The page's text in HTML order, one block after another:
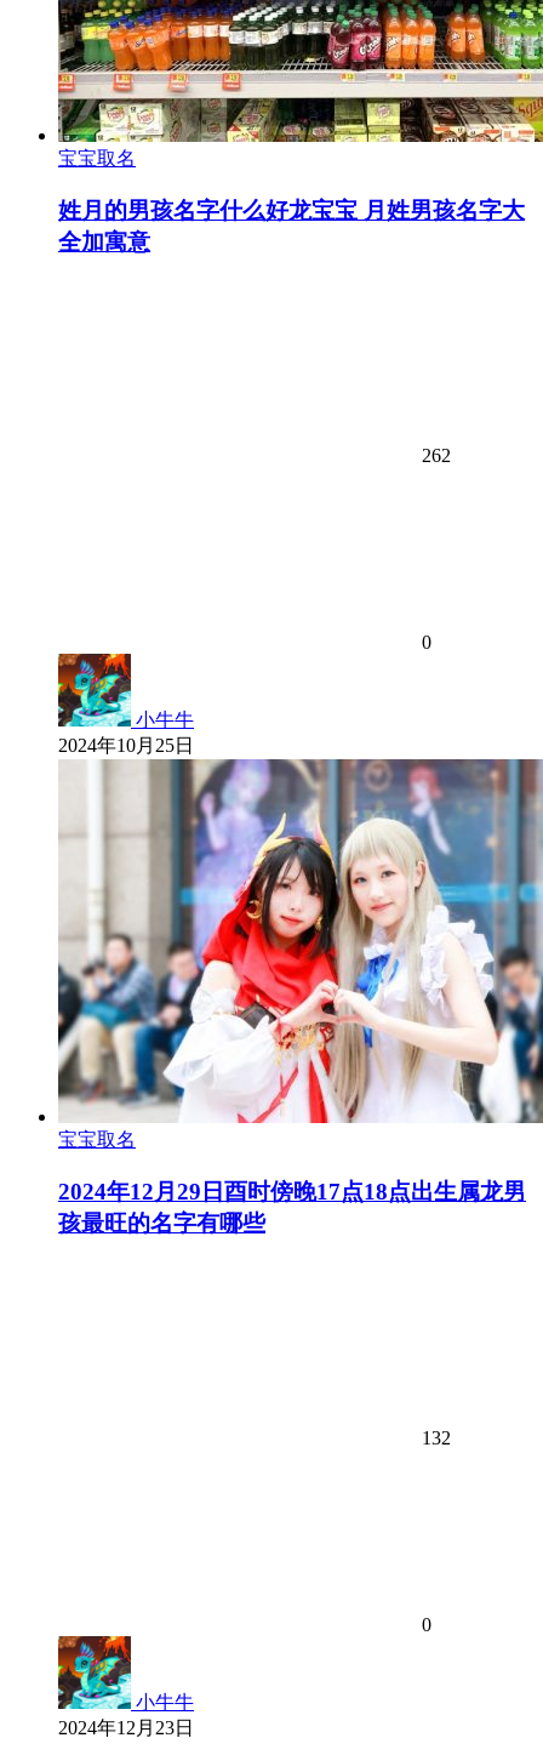
宝宝取名
姓月的男孩名字什么好龙宝宝 月姓男孩名字大
全加寓意
262
0
小牛牛
2024年10月25日
宝宝取名
2024年12月29日酉时傍晚17点18点出生属龙男
孩最旺的名字有哪些
132
0
小牛牛
2024年12月23日